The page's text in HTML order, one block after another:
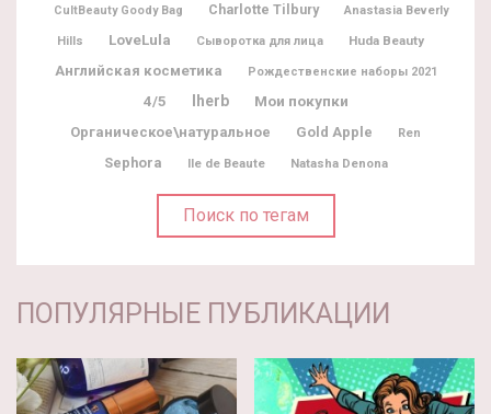
CultBeauty Goody Bag Charlotte Tilbury Anastasia Beverly
Hills LoveLula Сыворотка для лица Huda Beauty
Английская косметика Рождественские наборы 2021
4/5 Iherb Мои покупки
Органическое\натуральное Gold Apple Ren
Sephora Ile de Beaute Natasha Denona
Поиск по тегам
ПОПУЛЯРНЫЕ ПУБЛИКАЦИИ